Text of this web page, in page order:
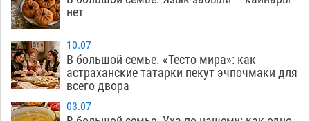
16:24
Игорь Редькин проинспектировал
коммунальную готовность астраханского
земельного массива для льготников
07.08
15:28
Тяга к сверхскоростям обошлась
астраханской логистической компании в 400
нет
10.07
В большой семье. «Тесто мира»: как
астраханские татарки пекут эчпочмаки для
всего двора
03.07